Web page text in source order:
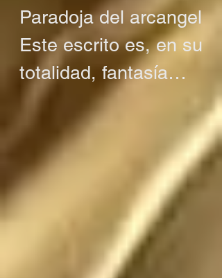
Paradoja del arcangel
Este escrito es, en su
totalidad, fantasía
O tal vez no es
fantasía
Existió (o existe) una
realidad donde este
escrito no fue (o no
es) fantasía
En dicha realidad, los